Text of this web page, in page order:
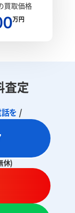
買取価格
万円
査定
を /
休)